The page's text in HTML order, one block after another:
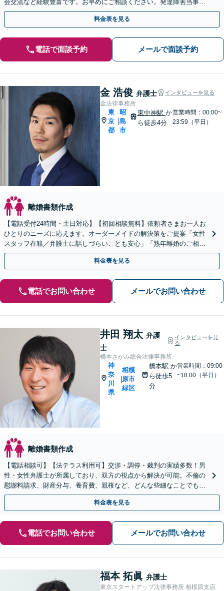
会交流など経験豊富です。お早めにご相談ください。発達障害当事者
の方専門の相談室もあります。【丁寧にヒアリング】
料金表を見る
電話で面談予約 メールで面談予約
金 浩俊 弁護士 インタビューを見る
金法律事務所
東
京
都
昭
島
市
東中神駅 か
ら徒歩4分
営業時間：00:00~
23:59（平日）
離婚書類作成
【電話受付24時間・土日対応】【初回相談無料】依頼者さまお一人お
ひとりのニーズに応えます。オーダーメイドの解決策をご提案「女性
スタッフ在籍／弁護士に話しづらいことも安心」「熟年離婚のご相談
お受けします」【完全個室相談】【子連れ相談可】
料金表を見る
電話でお問い合わせ メールでお問い合わせ
井田 翔太 弁護
士
インタビューを見
る
橋本さがみ総合法律事務所
神
奈
川
県
相模
原市
緑区
橋本駅 か
ら徒歩5
分
営業時間：09:00
~18:00（平日）
離婚書類作成
【電話相談可】【法テラス利用可】交渉・調停・裁判の実績多数！男
性・女性弁護士が所属しており、双方の視点から解決が可能。不倫の
慰謝料請求、財産分与、養育費、親権など、どんな些細なことでもお
気軽にご相談ください【休日・夜間面談可】【橋本駅6分】
料金表を見る
電話でお問い合わせ メールでお問い合わせ
福本 拓眞 弁護士
東京スタートアップ法律事務所 相模原支店